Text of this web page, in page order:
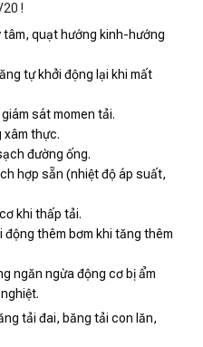
!
tâm, quạt hướng kinh-hướng
tự khởi động lại khi mất
sát momen tải.
xâm thực.
đường ống.
hợp sẵn (nhiệt độ áp suất,
khi thấp tải.
động thêm bơm khi tăng thêm
ngăn ngừa động cơ bị ẩm
tải đai, băng tải con lăn,